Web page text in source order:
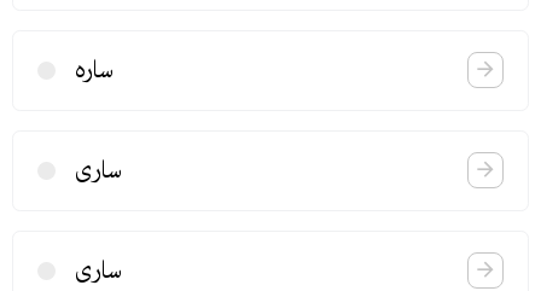
ساره
ساری
ساری